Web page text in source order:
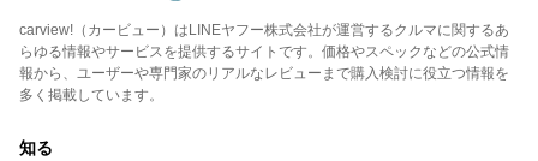
carview!（カービュー）はLINEヤフー株式会社が運営するクルマに関するあ
らゆる情報やサービスを提供するサイトです。価格やスペックなどの公式情
報から、ユーザーや専門家のリアルなレビューまで購入検討に役立つ情報を
多く掲載しています。
知る